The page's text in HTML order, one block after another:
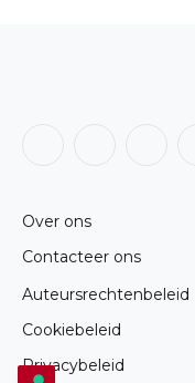
Over ons
Contacteer ons
Auteursrechtenbeleid
Cookiebeleid
Privacybeleid